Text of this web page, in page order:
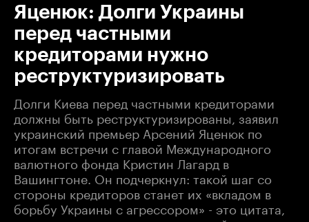
Яценюк: Долги Украины
перед частными
кредиторами нужно
реструктуризировать
Долги Киева перед частными кредиторами
должны быть реструктуризированы, заявил
украинский премьер Арсений Яценюк по
итогам встречи с главой Международного
валютного фонда Кристин Лагард в
Вашингтоне. Он подчеркнул: такой шаг со
стороны кредиторов станет их «вкладом в
борьбу Украины с агрессором» - это цитата,